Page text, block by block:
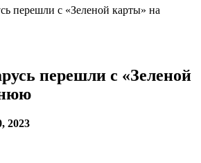
перешли с «Зеленой карты» на
перешли с «Зеленой
2023